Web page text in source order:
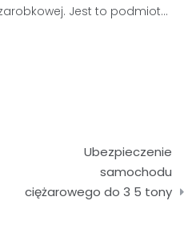
Jest to podmiot…
Ubezpieczenie
samochodu
ciężarowego do 3 5 tony